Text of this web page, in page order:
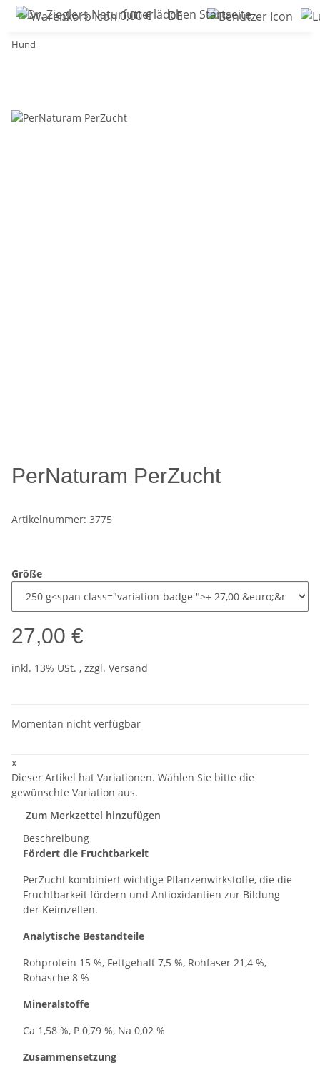
0,00 € DE
Hund
PerNaturam PerZucht
Artikelnummer: 3775
Größe
27,00 €
inkl. 13% USt. , zzgl. Versand
Momentan nicht verfügbar
x
Dieser Artikel hat Variationen. Wählen Sie bitte die
gewünschte Variation aus.
Zum Merkzettel hinzufügen
Beschreibung
Fördert die Fruchtbarkeit
PerZucht kombiniert wichtige Pflanzenwirkstoffe, die die
Fruchtbarkeit fördern und Antioxidantien zur Bildung
der Keimzellen.
Analytische Bestandteile
Rohprotein 15 %, Fettgehalt 7,5 %, Rohfaser 21,4 %,
Rohasche 8 %
Mineralstoffe
Ca 1,58 %, P 0,79 %, Na 0,02 %
Zusammensetzung